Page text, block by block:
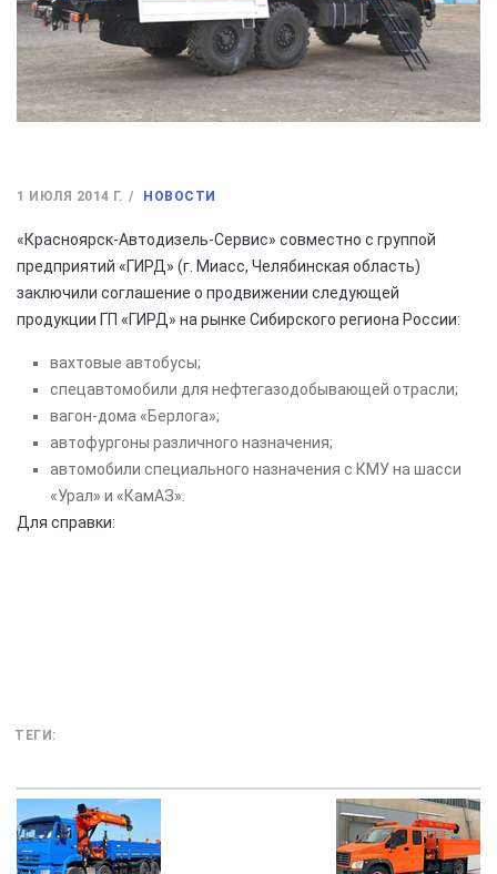
1 ИЮЛЯ 2014 Г. НОВОСТИ
«Красноярск-Автодизель-Сервис» совместно с группой
предприятий «ГИРД» (г. Миасс, Челябинская область)
заключили соглашение о продвижении следующей
продукции ГП «ГИРД» на рынке Сибирского региона России:
вахтовые автобусы;
спецавтомобили для нефтегазодобывающей отрасли;
вагон-дома «Берлога»;
автофургоны различного назначения;
автомобили специального назначения с КМУ на шасси
«Урал» и «КамАЗ».
Для справки:
ТЕГИ: